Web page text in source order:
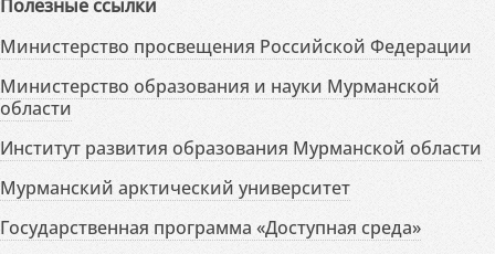
Полезные ссылки
Министерство просвещения Российской Федерации
Министерство образования и науки Мурманской
области
Институт развития образования Мурманской области
Мурманский арктический университет
Государственная программа «Доступная среда»